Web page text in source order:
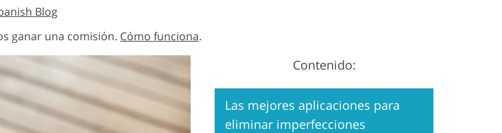
manipulación
Servicios de restauración
de fotografías
Valentín
de boda
Blog
ganar una comisión. Cómo funciona.
Contenido:
Las mejores aplicaciones para
eliminar imperfecciones